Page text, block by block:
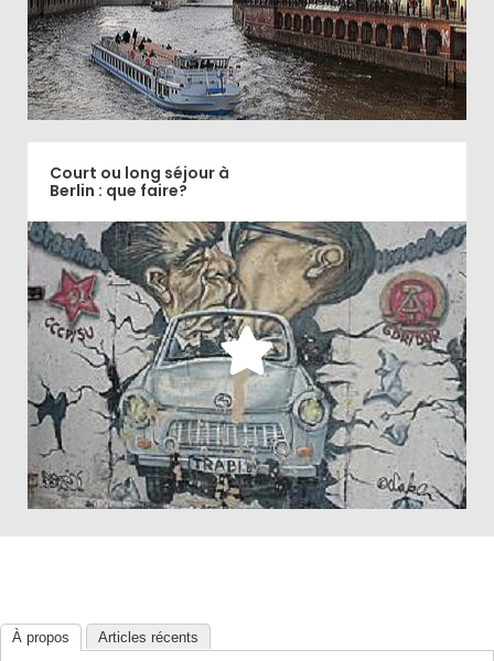
Découvrir
Court ou long séjour à
Berlin : que faire?
Quelles sont les visites et les activités à faire à Berlin
selon que vous passiez un jour ou une semaine?
Découvrir
À propos Articles récents